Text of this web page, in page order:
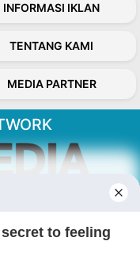
INFORMASI IKLAN
TENTANG KAMI
MEDIA PARTNER
berita aktual dan
berbaik sangka